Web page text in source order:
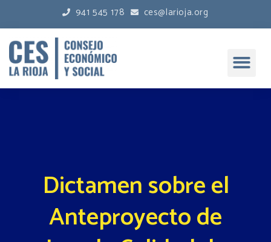
941 545 178 ces@larioja.org
Dictamen sobre el
Anteproyecto de